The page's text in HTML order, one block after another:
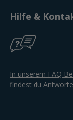
Hilfe &
In unserem FAQ
findest du